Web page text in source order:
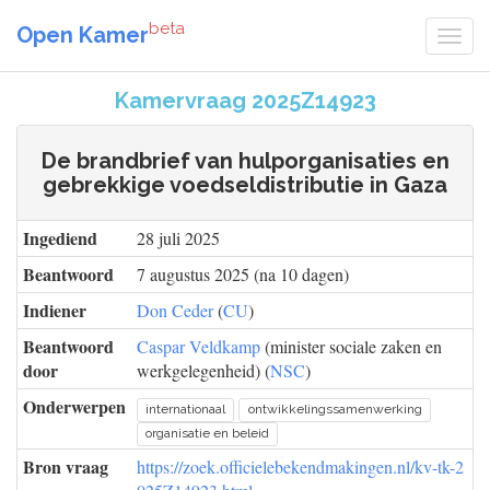
Open Kamerbeta
Kamervraag 2025Z14923
De brandbrief van hulporganisaties en
gebrekkige voedseldistributie in Gaza
Ingediend 28 juli 2025
Beantwoord 7 augustus 2025 (na 10 dagen)
Indiener Don Ceder(CU)
Beantwoord
door
Caspar Veldkamp(minister sociale zaken en
werkgelegenheid) (NSC)
Onderwerpen internationaal
ontwikkelingssamenwerking
organisatie en beleid
Bron vraag
https://zoek.officielebekendmakingen.nl/kv-tk-2